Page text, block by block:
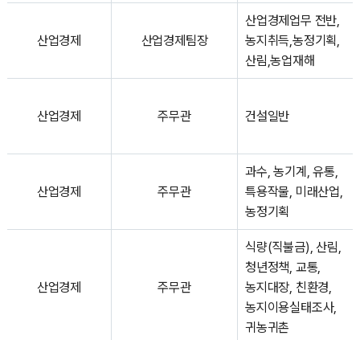
산업경제 산업경제팀장
산업경제업무 전반,
농지취득,농정기획,
산림,농업재해
산업경제 주무관 건설일반
산업경제 주무관
과수, 농기계, 유통,
특용작물, 미래산업,
농정기획
산업경제 주무관
식량(직불금), 산림,
청년정책, 교통,
농지대장, 친환경,
농지이용실태조사,
귀농귀촌